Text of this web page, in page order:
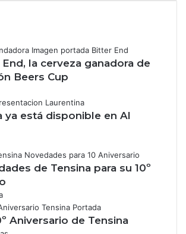
la cerveza ganadora de
Beers Cup
ya está disponible en Al
de Tensina para su 10º
Aniversario de Tensina